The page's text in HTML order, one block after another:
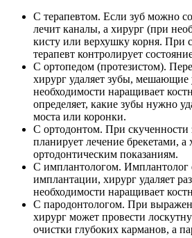
С терапевтом. Если зуб можно
лечит каналы, а хирург (при
кисту или верхушку корня. При
терапевт контролирует
С ортопедом (протезистом).
хирург удаляет зубы, мешающие
необходимости наращивает
определяет, какие зубы нужно
моста или коронки.
С ортодонтом. При скученности
планирует лечение брекетами, а
ортодонтическим показаниям.
С имплантологом. Имплантолог
имплантации, хирург удаляет
необходимости наращивает
С пародонтологом. При
хирург может провести
очистки глубоких карманов, а